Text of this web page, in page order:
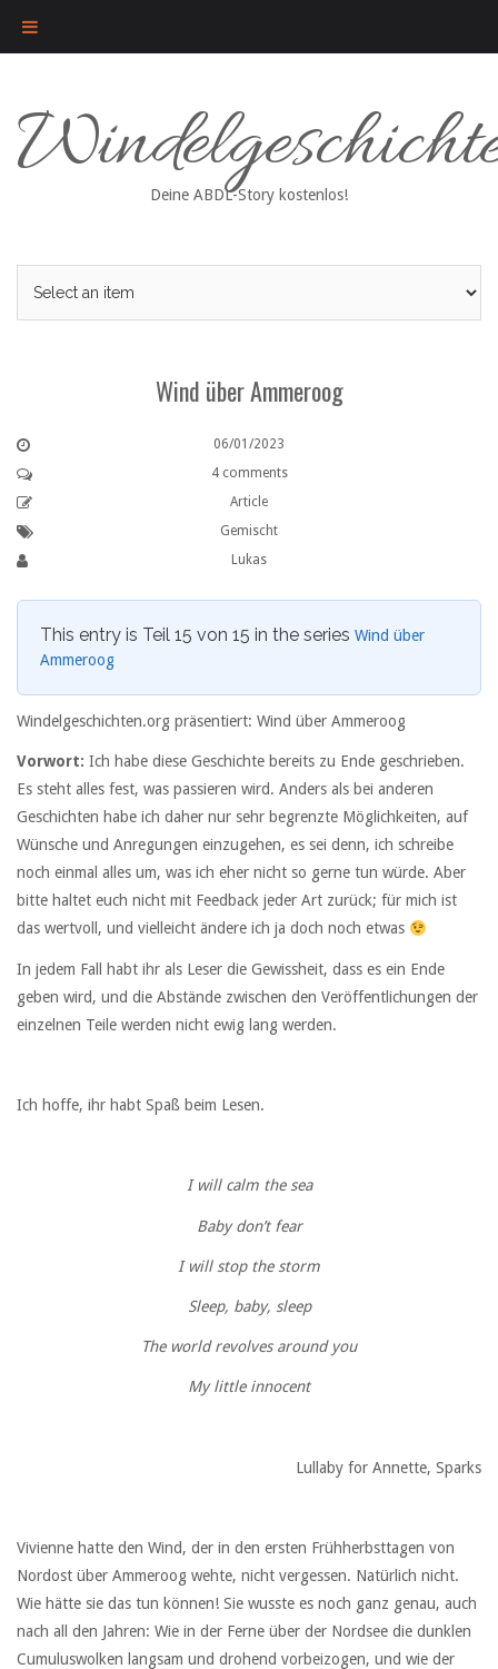
content
Deine ABDL-Story kostenlos!
Wind über Ammeroog
06/01/2023
4 comments
Article
Gemischt
Lukas
This entry is Teil 15 von 15 in the series Wind über
Ammeroog
Windelgeschichten.org präsentiert: Wind über Ammeroog
Vorwort: Ich habe diese Geschichte bereits zu Ende geschrieben.
Es steht alles fest, was passieren wird. Anders als bei anderen
Geschichten habe ich daher nur sehr begrenzte Möglichkeiten, auf
Wünsche und Anregungen einzugehen, es sei denn, ich schreibe
noch einmal alles um, was ich eher nicht so gerne tun würde. Aber
bitte haltet euch nicht mit Feedback jeder Art zurück; für mich ist
das wertvoll, und vielleicht ändere ich ja doch noch etwas
In jedem Fall habt ihr als Leser die Gewissheit, dass es ein Ende
geben wird, und die Abstände zwischen den Veröffentlichungen der
einzelnen Teile werden nicht ewig lang werden.
Ich hoffe, ihr habt Spaß beim Lesen.
I will calm the sea
Baby don’t fear
I will stop the storm
Sleep, baby, sleep
The world revolves around you
My little innocent
Lullaby for Annette, Sparks
Vivienne hatte den Wind, der in den ersten Frühherbsttagen von
Nordost über Ammeroog wehte, nicht vergessen. Natürlich nicht.
Wie hätte sie das tun können! Sie wusste es noch ganz genau, auch
nach all den Jahren: Wie in der Ferne über der Nordsee die dunklen
Cumuluswolken langsam und drohend vorbeizogen, und wie der